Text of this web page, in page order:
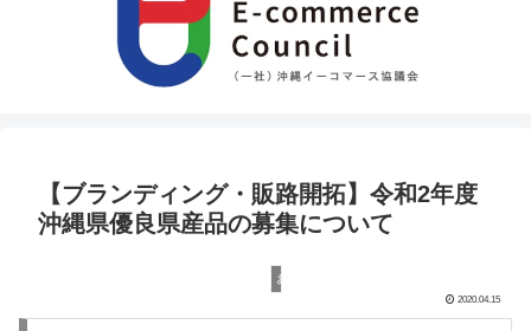
【ブランディング・販路開拓】令和2年度
沖縄県優良県産品の募集について
お知らせ
2020.04.15